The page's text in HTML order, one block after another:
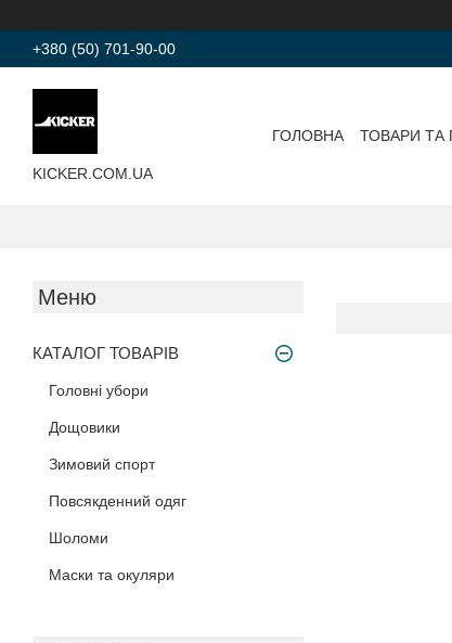
+380 (50) 701-90-00
KICKER.COM.UA
ГОЛОВНА ТОВАРИ ТА
КАТАЛОГ ТОВАРІВ
Головні убори
Дощовики
Зимовий спорт
Повсякденний одяг
Шоломи
Маски та окуляри